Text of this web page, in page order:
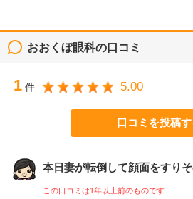
おおくぼ眼科の口コミ
1 件 5.00
口コミを投稿
本日妻が転倒して顔面をすり
この口コミは1年以上前のものです